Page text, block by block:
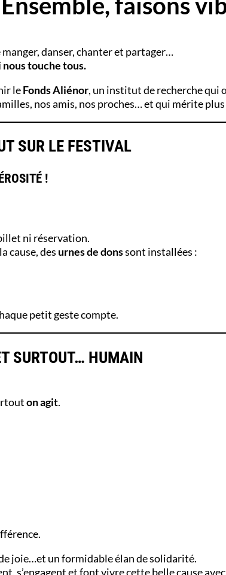
danser, chanter et partager…
nous touche tous.
leFonds Aliénor, un institut de recherche
nos amis, nos proches… et qui mérite plus
SUR LE FESTIVAL
!
ni réservation.
cause, des urnes de donssont installées :
petit geste compte.
SURTOUT… HUMAIN
on agit.
joie…et un formidable élan de solidarité.
s’engagent et font vivre cette belle cause avec